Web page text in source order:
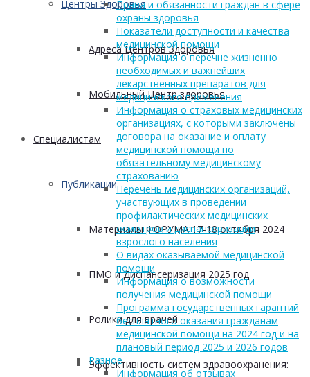
Центры Здоровья
Адреса Центров Здоровья
Мобильный Центр здоровья
Cпециалистам
Публикации
Материалы ФОРУМА 17-18 октября 2024
ПМО и Диспансеризация 2025 год
Ролики для врачей
Эффективность систем здравоохранения:
Права и обязанности граждан в сфере
охраны здоровья
Показатели доступности и качества
медицинской помощи
Информация о перечне жизненно
необходимых и важнейших
лекарственных препаратов для
медицинского применения
Информация о страховых медицинских
организациях, с которыми заключены
договора на оказание и оплату
медицинской помощи по
обязательному медицинскому
страхованию
Перечень медицинских организаций,
участвующих в проведении
профилактических медицинских
осмотров и диспансеризации
взрослого населения
О видах оказываемой медицинской
помощи
Информация о возможности
получения медицинской помощи
Программа государственных гарантий
бесплатного оказания гражданам
медицинской помощи на 2024 год и на
плановый период 2025 и 2026 годов
Разное
Информация об отзывах